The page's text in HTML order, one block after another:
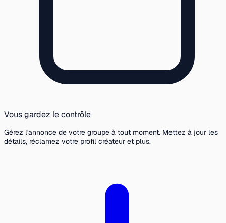
Vous gardez le contrôle
Gérez l'annonce de votre groupe à tout moment. Mettez à jour les
détails, réclamez votre profil créateur et plus.